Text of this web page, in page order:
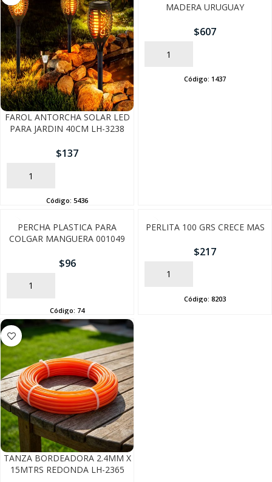
FAROL ANTORCHA SOLAR LED
PARA JARDIN 40CM LH-3238
$137
AÑADIR
Código: 5436
MADERA URUGUAY
$607
AÑADIR
Código: 1437
PERCHA PLASTICA PARA
COLGAR MANGUERA 001049
$96
AÑADIR
Código: 74
PERLITA 100 GRS CRECE MAS
$217
AÑADIR
Código: 8203
TANZA BORDEADORA 2.4MM X
15MTRS REDONDA LH-2365